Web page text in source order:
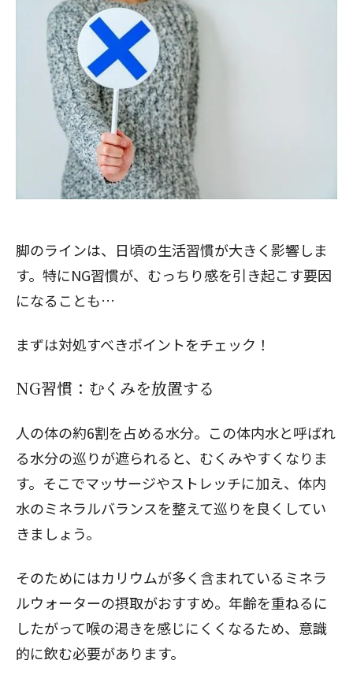
脚のラインは、日頃の生活習慣が大きく影響しま
す。特にNG習慣が、むっちり感を引き起こす要因
になることも…
まずは対処すべきポイントをチェック！
NG習慣：むくみを放置する
人の体の約6割を占める水分。この体内水と呼ばれ
る水分の巡りが遮られると、むくみやすくなりま
す。そこでマッサージやストレッチに加え、体内
水のミネラルバランスを整えて巡りを良くしてい
きましょう。
そのためにはカリウムが多く含まれているミネラ
ルウォーターの摂取がおすすめ。年齢を重ねるに
したがって喉の渇きを感じにくくなるため、意識
的に飲む必要があります。